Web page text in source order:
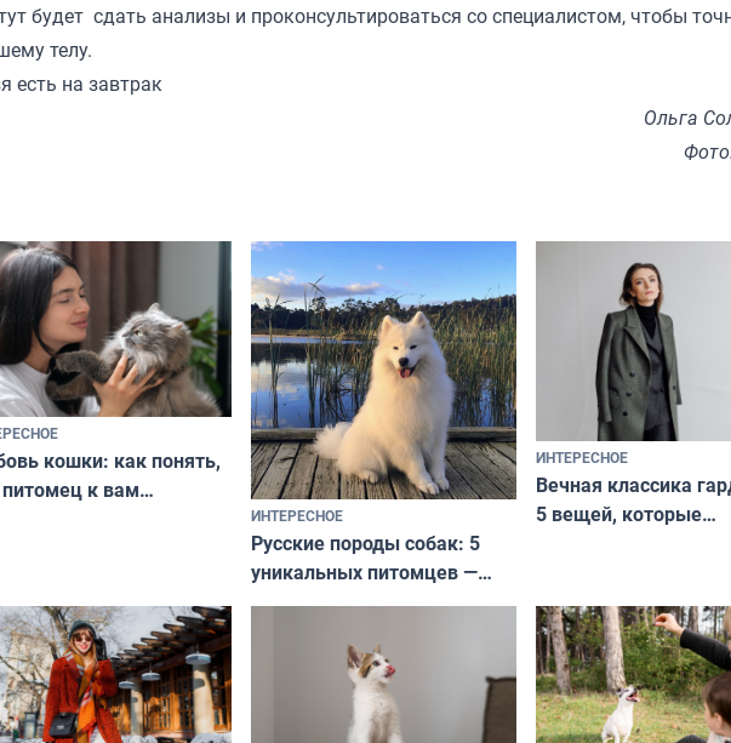
будет сдать анализы и проконсультироваться со специалистом, чтобы
телу.
есть на завтрак
Ольга
кошки: как понять,
к вам
ИНТЕРЕСНОЕ
Русские породы собак: 5
уникальных питомцев —
национальные сокровища
и характером
ИНТЕРЕСНОЕ
Вечная классика
5 вещей, которые
и актуально в любой